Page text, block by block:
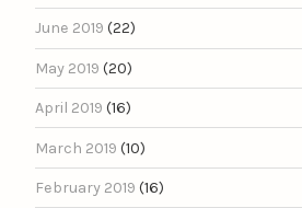
June 2019 (22)
May 2019 (20)
April 2019 (16)
March 2019 (10)
February 2019 (16)